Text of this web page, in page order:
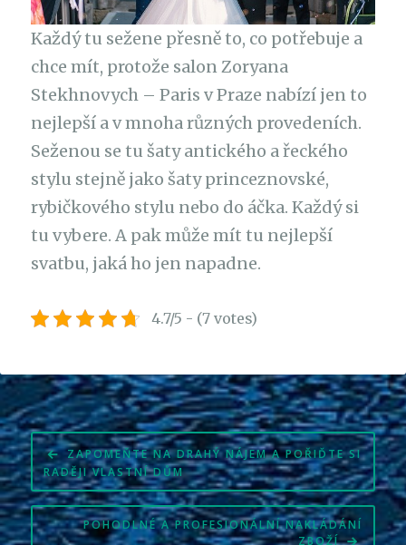
Každý tu sežene přesně to, co potřebuje a
chce mít, protože salon Zoryana
Stekhnovych – Paris v Praze nabízí jen to
nejlepší a v mnoha různých provedeních.
Seženou se tu šaty antického a řeckého
stylu stejně jako šaty princeznovské,
rybičkového stylu nebo do áčka. Každý si
tu vybere. A pak může mít tu nejlepší
svatbu, jaká ho jen napadne.
4.7/5 - (7 votes)
Navigace
pro
příspěvek
ZAPOMEŇTE NA DRAHÝ NÁJEM A POŘIĎTE SI
RADĚJI VLASTNÍ DŮM
POHODLNÉ A PROFESIONÁLNÍ NAKLÁDÁNÍ
ZBOŽÍ